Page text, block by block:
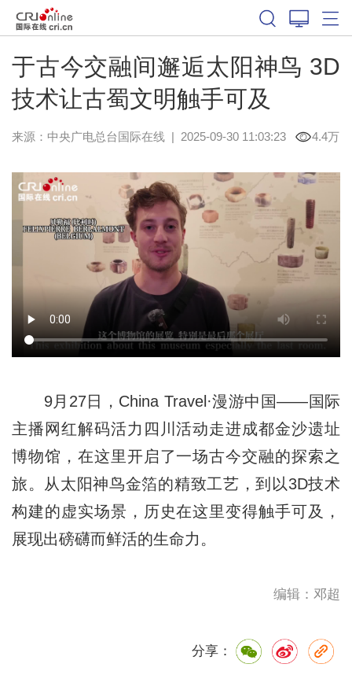
于古今交融间邂逅太阳神鸟 3D
技术让古蜀文明触手可及
来源：中央广电总台国际在线| 2025-09-30 11:03:23 4.4万
9月27日，China Travel·漫游中国——国际
主播网红解码活力四川活动走进成都金沙遗址
博物馆，在这里开启了一场古今交融的探索之
旅。从太阳神鸟金箔的精致工艺，到以3D技术
构建的虚实场景，历史在这里变得触手可及，
展现出磅礴而鲜活的生命力。
编辑：邓超
分享：